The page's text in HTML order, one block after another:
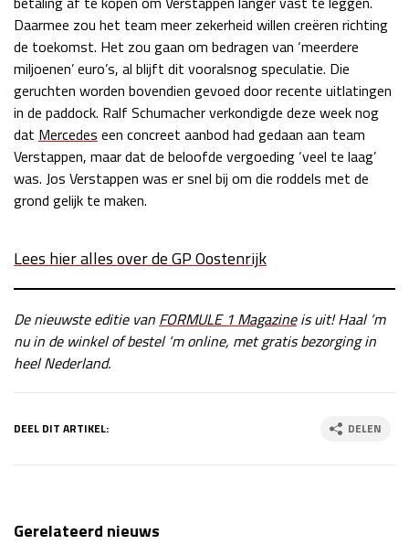
Daarmee zou het team meer zekerheid willen creëren richting
de toekomst. Het zou gaan om bedragen van ‘meerdere
miljoenen’ euro’s, al blijft dit vooralsnog speculatie. Die
geruchten worden bovendien gevoed door recente uitlatingen
in de paddock. Ralf Schumacher verkondigde deze week nog
dat Mercedes een concreet aanbod had gedaan aan team
Verstappen, maar dat de beloofde vergoeding ‘veel te laag’
was. Jos Verstappen was er snel bij om die roddels met de
grond gelijk te maken.
Lees hier alles over de GP Oostenrijk
De nieuwste editie van FORMULE 1 Magazineis uit! Haal ‘m
nu in de winkel of bestel ‘m online, met gratis bezorging in
heel Nederland.
DEEL DIT ARTIKEL: DELEN
Gerelateerd nieuws